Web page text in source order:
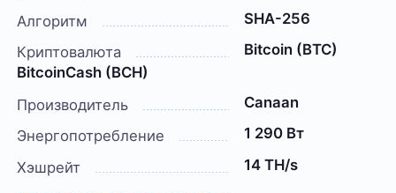
Алгоритм
SHA-256
Криптовалюта
Bitcoin (BTC)
BitcoinCash (BCH)
Производитель
Canaan
Энергопотребление
1 290 Вт
Хэшрейт
14 TH/s